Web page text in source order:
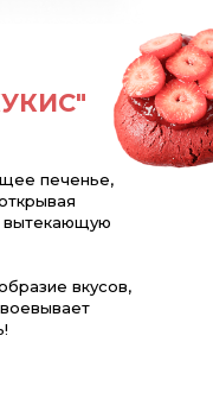
печенье,
вытекающую
вкусов,